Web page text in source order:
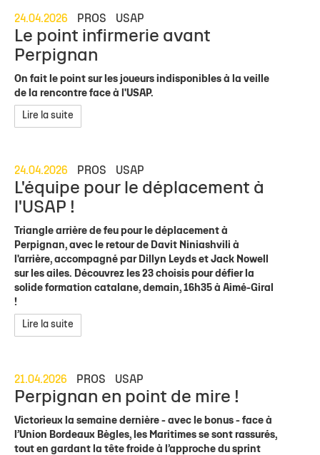
24.04.2026 PROS USAP
Le point infirmerie avant
Perpignan
On fait le point sur les joueurs indisponibles à la veille
de la rencontre face à l'USAP.
Lire la suite
24.04.2026 PROS USAP
L'équipe pour le déplacement à
l'USAP !
Triangle arrière de feu pour le déplacement à
Perpignan, avec le retour de Davit Niniashvili à
l'arrière, accompagné par Dillyn Leyds et Jack Nowell
sur les ailes. Découvrez les 23 choisis pour défier la
solide formation catalane, demain, 16h35 à Aimé-Giral
!
Lire la suite
21.04.2026 PROS USAP
Perpignan en point de mire !
Victorieux la semaine dernière - avec le bonus - face à
l’Union Bordeaux Bègles, les Maritimes se sont rassurés,
tout en gardant la tête froide à l’approche du sprint